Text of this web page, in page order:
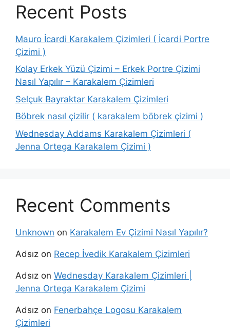
Recent Posts
Mauro İcardi Karakalem Çizimleri ( İcardi Portre
Çizimi )
Kolay Erkek Yüzü Çizimi – Erkek Portre Çizimi
Nasıl Yapılır – Karakalem Çizimleri
Selçuk Bayraktar Karakalem Çizimleri
Böbrek nasıl çizilir ( karakalem böbrek çizimi )
Wednesday Addams Karakalem Çizimleri (
Jenna Ortega Karakalem Çizimi )
Recent Comments
Unknown on Karakalem Ev Çizimi Nasıl Yapılır?
Adsız on Recep İvedik Karakalem Çizimleri
Adsız on Wednesday Karakalem Çizimleri |
Jenna Ortega Karakalem Çizimi
Adsız on Fenerbahçe Logosu Karakalem
Çizimleri